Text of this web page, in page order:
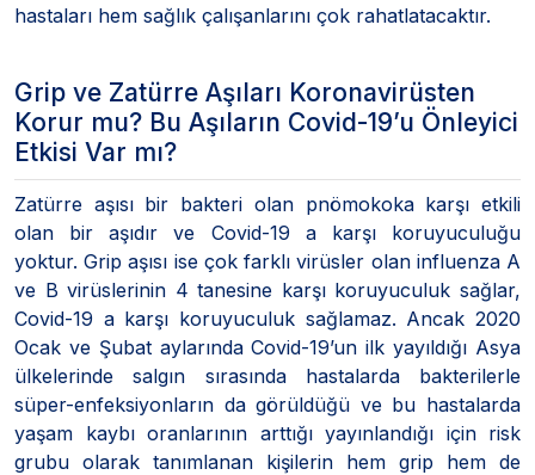
hastaları hem sağlık çalışanlarını çok rahatlatacaktır.
Grip ve Zatürre Aşıları Koronavirüsten
Korur mu? Bu Aşıların Covid-19’u Önleyici
Etkisi Var mı?
Zatürre aşısı bir bakteri olan pnömokoka karşı etkili
olan bir aşıdır ve Covid-19 a karşı koruyuculuğu
yoktur. Grip aşısı ise çok farklı virüsler olan influenza A
ve B virüslerinin 4 tanesine karşı koruyuculuk sağlar,
Covid-19 a karşı koruyuculuk sağlamaz. Ancak 2020
Ocak ve Şubat aylarında Covid-19’un ilk yayıldığı Asya
ülkelerinde salgın sırasında hastalarda bakterilerle
süper-enfeksiyonların da görüldüğü ve bu hastalarda
yaşam kaybı oranlarının arttığı yayınlandığı için risk
grubu olarak tanımlanan kişilerin hem grip hem de